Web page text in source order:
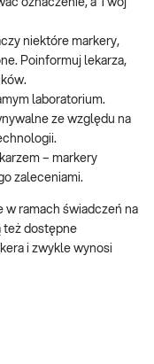
niektóre markery,
Poinformuj lekarza,
laboratorium.
ze względu na
– markery
zaleceniami.
w ramach świadczeń na
też dostępne
i zwykle wynosi